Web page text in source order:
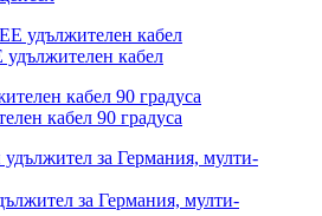
кабел
кабел 90 градуса
за Германия, мулти-